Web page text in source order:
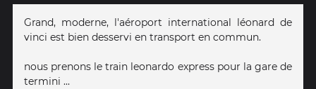
Grand, moderne, l'aéroport international léonard de
vinci est bien desservi en transport en commun.
nous prenons le train leonardo express pour la gare de
termini ...